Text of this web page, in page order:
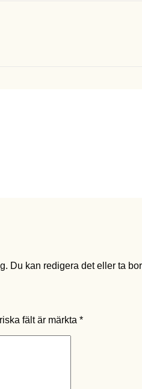
Du kan redigera det eller ta
fält är märkta *